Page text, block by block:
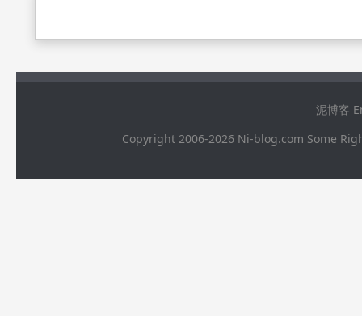
泥博客
Copyright 2006-2026 Ni-blog.com Some